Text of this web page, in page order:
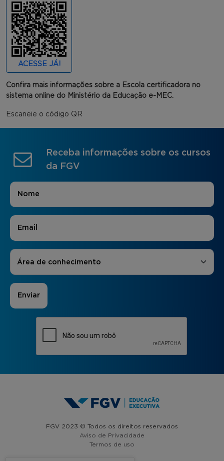
ACESSE JÁ!
Confira mais informações sobre a Escola certificadora no
sistema online do Ministério da Educação e-MEC.
Escaneie o código QR
Receba informações sobre os cursos
da FGV
Nome
E-mail
Áreas de Interesse
Área de conhecimento
FGV 2023 © Todos os direitos reservados
Aviso de Privacidade
Termos de uso